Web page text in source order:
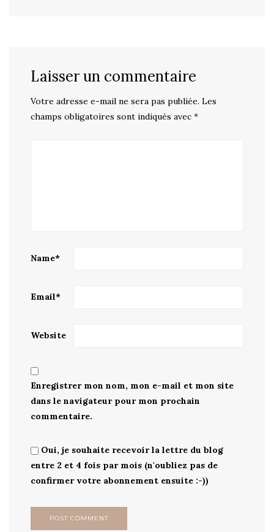
Laisser un commentaire
Votre adresse e-mail ne sera pas publiée. Les
champs obligatoires sont indiqués avec *
Name*
Email*
Website
Enregistrer mon nom, mon e-mail et mon site
dans le navigateur pour mon prochain
commentaire.
Oui, je souhaite recevoir la lettre du blog
entre 2 et 4 fois par mois (n'oubliez pas de
confirmer votre abonnement ensuite :-))